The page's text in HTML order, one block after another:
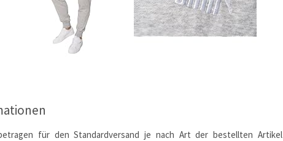
für den Standardversand je nach Art der bestellten Artikel